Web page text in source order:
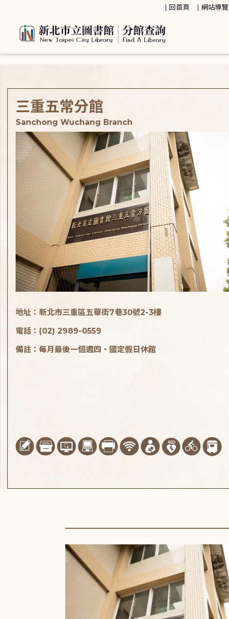
回首頁 網站導覽
三重五常分館
Sanchong Wuchang Branch
地址：新北市三重區五華街7巷30號2-3樓
電話：(02) 2989-0559
備註：每月最後一個週四、國定假日休館